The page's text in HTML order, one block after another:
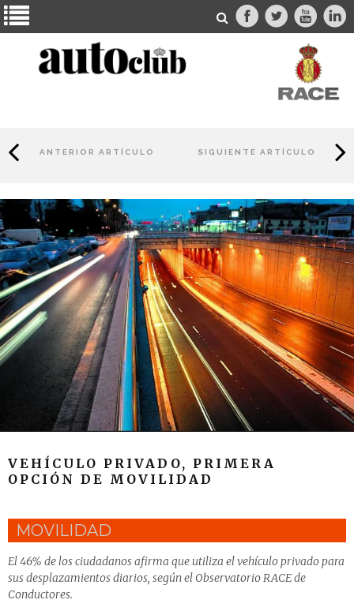
ANTERIOR ARTÍCULO SIGUIENTE ARTÍCULO
VEHÍCULO PRIVADO, PRIMERA
OPCIÓN DE MOVILIDAD
MOVILIDAD
El 46% de los ciudadanos afirma que utiliza el vehículo privado para
sus desplazamientos diarios, según el Observatorio RACE de
Conductores.